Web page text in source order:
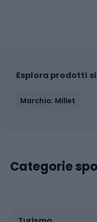
Esplora prodotti
Marchio: Millet
Categorie